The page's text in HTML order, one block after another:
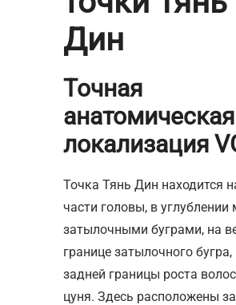
Дин
Точная
анатомическая
локализация
Точка Тянь Дин находится
части головы, в
затылочными буграми, на
границе затылочного
задней границы роста
цуня. Здесь расположены